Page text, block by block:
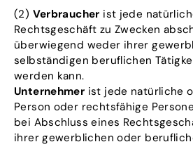
(2) Verbraucher ist jede
Rechtsgeschäft zu Zwecken
überwiegend weder ihrer
selbständigen beruflichen
werden kann.
Unternehmer ist jede natürliche
Person oder rechtsfähige
bei Abschluss eines
ihrer gewerblichen oder